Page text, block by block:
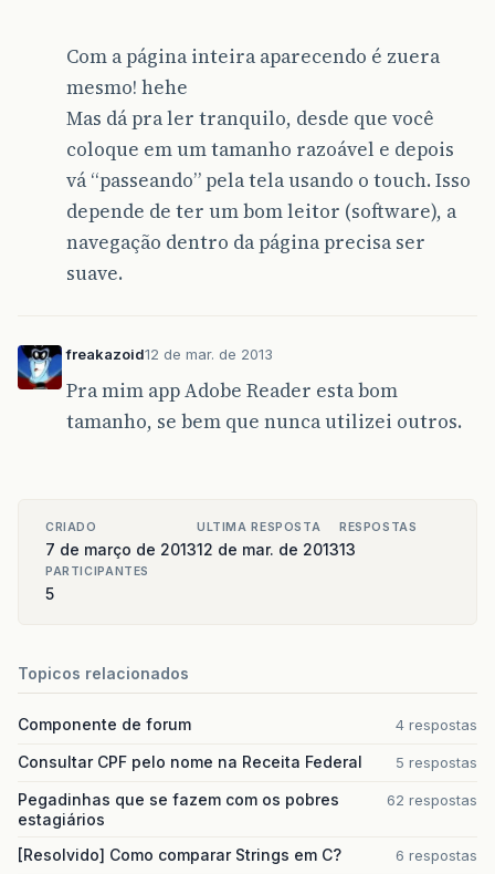
Com a página inteira aparecendo é zuera
mesmo! hehe
Mas dá pra ler tranquilo, desde que você
coloque em um tamanho razoável e depois
vá “passeando” pela tela usando o touch. Isso
depende de ter um bom leitor (software), a
navegação dentro da página precisa ser
suave.
freakazoid12 de mar. de 2013
Pra mim app Adobe Reader esta bom
tamanho, se bem que nunca utilizei outros.
CRIADO
7 de março de 2013
ULTIMA RESPOSTA
12 de mar. de 2013
RESPOSTAS
13
PARTICIPANTES
5
Topicos relacionados
Componente de forum 4 respostas
Consultar CPF pelo nome na Receita Federal 5 respostas
Pegadinhas que se fazem com os pobres
estagiários
62 respostas
[Resolvido] Como comparar Strings em C? 6 respostas